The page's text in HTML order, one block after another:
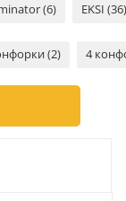
(6) EKSI (36)
(2) 4